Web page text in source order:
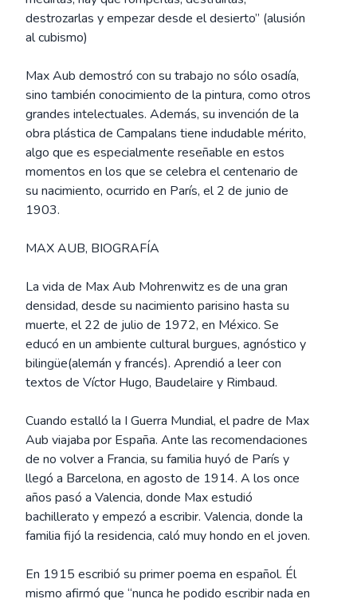
destrozarlas y empezar desde el desierto” (alusión
al cubismo)
Max Aub demostró con su trabajo no sólo osadía,
sino también conocimiento de la pintura, como otros
grandes intelectuales. Además, su invención de la
obra plástica de Campalans tiene indudable mérito,
algo que es especialmente reseñable en estos
momentos en los que se celebra el centenario de
su nacimiento, ocurrido en París, el 2 de junio de
1903.
MAX AUB, BIOGRAFÍA
La vida de Max Aub Mohrenwitz es de una gran
densidad, desde su nacimiento parisino hasta su
muerte, el 22 de julio de 1972, en México. Se
educó en un ambiente cultural burgues, agnóstico y
bilingüe(alemán y francés). Aprendió a leer con
textos de Víctor Hugo, Baudelaire y Rimbaud.
Cuando estalló la I Guerra Mundial, el padre de Max
Aub viajaba por España. Ante las recomendaciones
de no volver a Francia, su familia huyó de París y
llegó a Barcelona, en agosto de 1914. A los once
años pasó a Valencia, donde Max estudió
bachillerato y empezó a escribir. Valencia, donde la
familia fijó la residencia, caló muy hondo en el joven.
En 1915 escribió su primer poema en español. Él
mismo afirmó que “nunca he podido escribir nada en